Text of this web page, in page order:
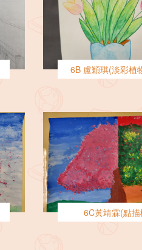
6B 盧穎琪(淡彩植
6C黃靖霖(點描